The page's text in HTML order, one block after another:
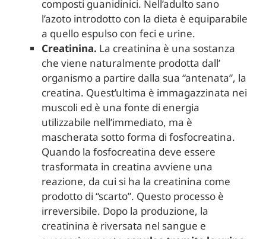
composti guanidinici. Nell’adulto sano
l’azoto introdotto con la dieta è equiparabile
a quello espulso con feci e urine.
Creatinina. La creatinina è una sostanza
che viene naturalmente prodotta dall’
organismo a partire dalla sua “antenata”, la
creatina. Quest’ultima è immagazzinata nei
muscoli ed è una fonte di energia
utilizzabile nell’immediato, ma è
mascherata sotto forma di fosfocreatina.
Quando la fosfocreatina deve essere
trasformata in creatina avviene una
reazione, da cui si ha la creatinina come
prodotto di “scarto”. Questo processo è
irreversibile. Dopo la produzione, la
creatinina è riversata nel sangue e